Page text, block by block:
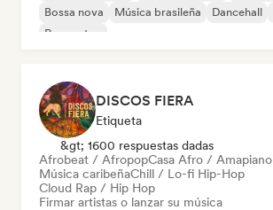
Bossa nova
Música brasileña Dancehall
Reggaeton
DISCOS FIERA
Etiqueta
&gt; 1600 respuestas dadas
Afrobeat / AfropopCasa Afro / Amapiano
Música caribeñaChill / Lo-fi Hip-Hop
Cloud Rap / Hip Hop
Firmar artistas o lanzar su música